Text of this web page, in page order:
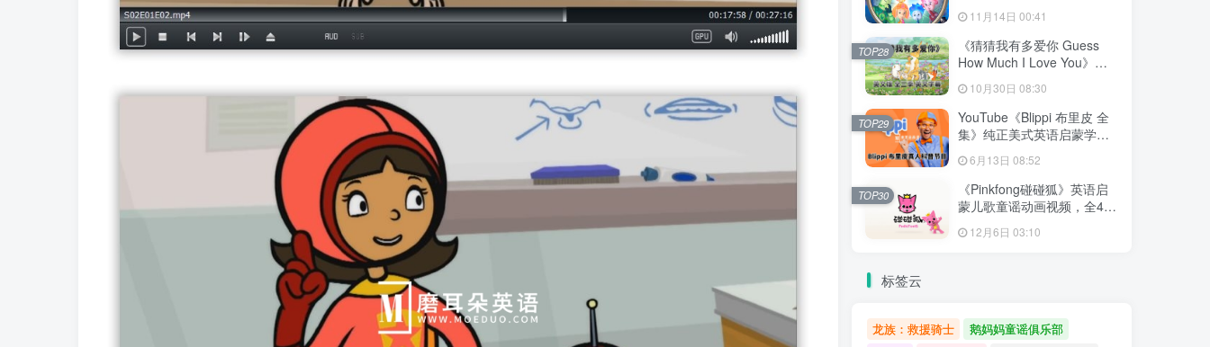
视频带中英文字幕，百度网
盘下载！
11月14日 00:41
《猜猜我有多爱你 Guess
How Much I Love You》英
语动画片，全3季共78集，
1080P高清视频带英文字
幕，百度网盘下载！
10月30日 08:30
TOP28
YouTube《Blippi 布里皮 全
集》纯正美式英语启蒙学习
英语视频，全1008集，
1080P高清视频带英文字
幕，百度网盘下载！
6月13日 08:52
TOP29
《Pinkfong碰碰狐》英语启
蒙儿歌童谣动画视频，全41
系列共584集，1080P高清视
频带中英文字幕，百度网盘
12月6日 03:10
TOP30
标签云
龙族：救援骑士
鹅妈妈童谣俱乐部